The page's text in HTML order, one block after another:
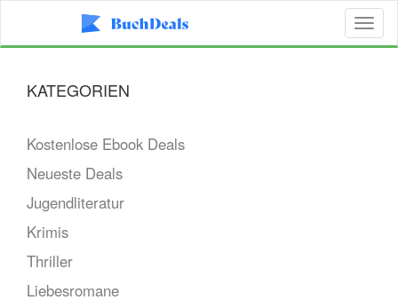
KATEGORIEN
Kostenlose Ebook Deals
Neueste Deals
Jugendliteratur
Krimis
Thriller
Liebesromane